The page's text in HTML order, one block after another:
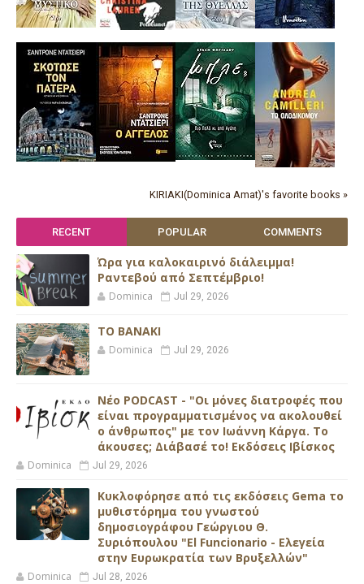
KIRIAKI(Dominica Amat)'s favorite books »
RECENT POPULAR COMMENTS
Ώρα για καλοκαιρινό διάλειμμα!
Ραντεβού από Σεπτέμβριο!
Dominica Jul 29, 2026
ΤΟ ΒΑΝΑΚΙ
Dominica Jul 29, 2026
Νέο PODCAST - "Οι μόνες διατροφές που
είναι προγραμματισμένος να ακολουθεί
ο άνθρωπος" με τον Ιωάννη Κάργα. Το
άκουσες; Διάβασέ το! Εκδόσεις Ιβίσκος
Dominica Jul 29, 2026
Κυκλοφόρησε από τις εκδόσεις Gema το
μυθιστόρημα του γνωστού
δημοσιογράφου Γεώργιου Θ.
Συριόπουλου "El Funcionario - Ελεγεία
στην Ευρωκρατία των Βρυξελλών"
Dominica Jul 28, 2026